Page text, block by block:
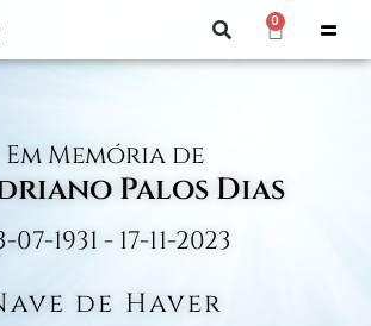
0
Em Memória de
Palos Dias
07-1931 - 17-11-2023
de Haver